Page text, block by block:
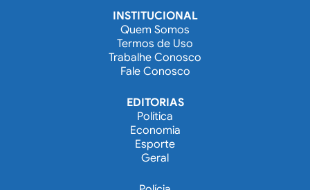
INSTITUCIONAL
Quem Somos
Termos de Uso
Trabalhe Conosco
Fale Conosco
EDITORIAS
Política
Economia
Esporte
Geral